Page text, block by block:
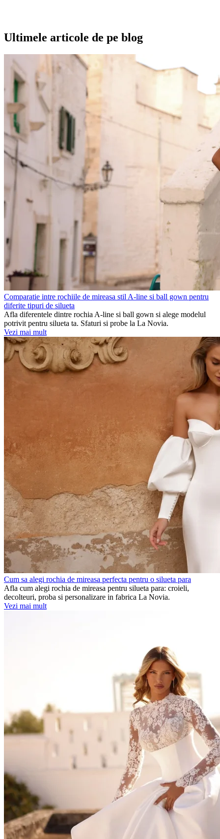
Ultimele articole de pe blog
Comparatie intre rochiile de mireasa stil A-line si ball gown pentru
diferite tipuri de silueta
Afla diferentele dintre rochia A-line si ball gown si alege modelul
potrivit pentru silueta ta. Sfaturi si probe la La Novia.
Vezi mai mult
Cum sa alegi rochia de mireasa perfecta pentru o silueta para
Afla cum alegi rochia de mireasa pentru silueta para: croieli,
decolteuri, proba si personalizare in fabrica La Novia.
Vezi mai mult